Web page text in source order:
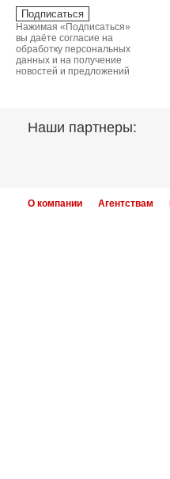
Нажимая «Подписаться»
вы даёте согласие на
обработку персональных
данных и на получение
новостей и предложений
Наши партнеры:
О компании Агентствам